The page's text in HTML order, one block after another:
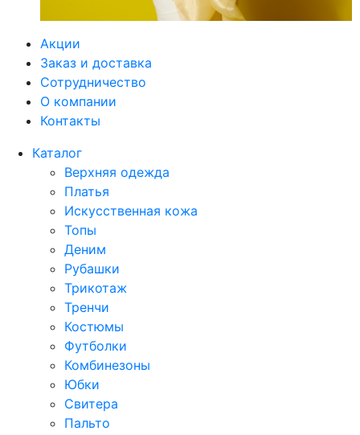
Акции
Заказ и доставка
Сотрудничество
О компании
Контакты
Каталог
Верхняя одежда
Платья
Искусственная кожа
Топы
Деним
Рубашки
Трикотаж
Тренчи
Костюмы
Футболки
Комбинезоны
Юбки
Свитера
Пальто